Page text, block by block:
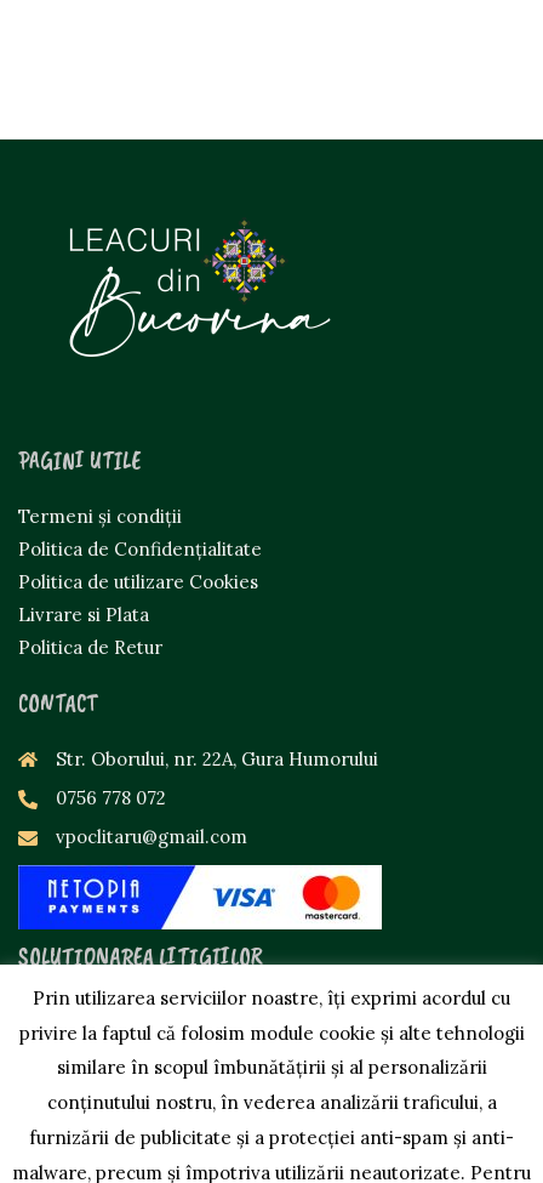
PAGINI UTILE
Termeni și condiții
Politica de Confidențialitate
Politica de utilizare Cookies
Livrare si Plata
Politica de Retur
CONTACT
Str. Oborului, nr. 22A, Gura Humorului
0756 778 072
vpoclitaru@gmail.com
SOLUȚIONAREA LITIGIILOR
Prin utilizarea serviciilor noastre, îți exprimi acordul cu
privire la faptul că folosim module cookie și alte tehnologii
similare în scopul îmbunătățirii și al personalizării
conținutului nostru, în vederea analizării traficului, a
furnizării de publicitate și a protecției anti-spam și anti-
malware, precum și împotriva utilizării neautorizate. Pentru